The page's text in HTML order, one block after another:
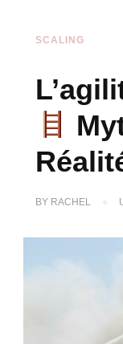
SCALING
BY RACHEL